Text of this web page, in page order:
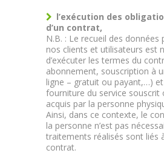
l’exécution des
d’un contrat,
N.B. : Le recueil des données
nos clients et utilisateurs est
d’exécuter les termes du
abonnement, souscription à
ligne – gratuit ou payant,…) et
fourniture du service souscrit
acquis par la personne
Ainsi, dans ce contexte, le
la personne n’est pas
traitements réalisés sont liés
contrat.